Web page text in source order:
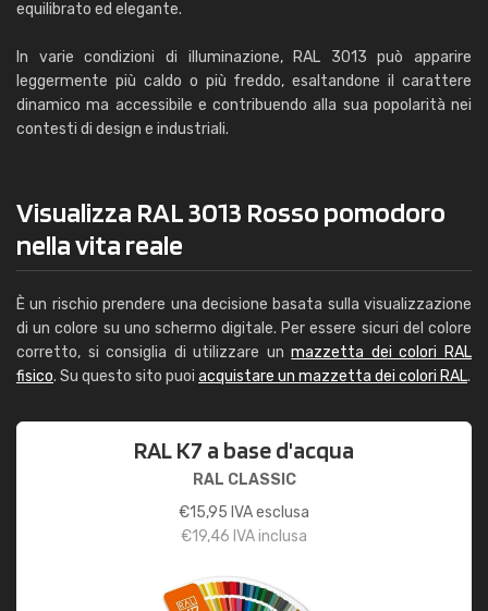
equilibrato ed elegante.
In varie condizioni di illuminazione, RAL 3013 può apparire
leggermente più caldo o più freddo, esaltandone il carattere
dinamico ma accessibile e contribuendo alla sua popolarità nei
contesti di design e industriali.
Visualizza RAL 3013 Rosso pomodoro
nella vita reale
È un rischio prendere una decisione basata sulla visualizzazione
di un colore su uno schermo digitale. Per essere sicuri del colore
corretto, si consiglia di utilizzare unmazzetta dei colori RAL
fisico. Su questo sito puoi acquistare un mazzetta dei colori RAL.
RAL K7 a base d'acqua
RAL CLASSIC
€15,95 IVA esclusa
€19,46 IVA inclusa